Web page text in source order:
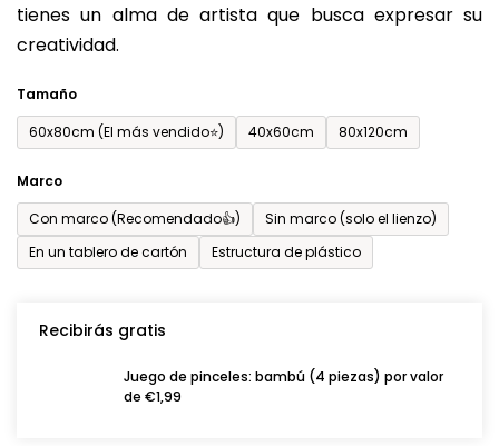
tienes un alma de artista que busca expresar su
creatividad.
Tamaño
60x80cm (El más vendido⭐)
40x60cm 80x120cm
Marco
Con marco (Recomendado👍)
Sin marco (solo el lienzo)
En un tablero de cartón
Estructura de plástico
Recibirás gratis
Juego de pinceles: bambú (4 piezas) por valor
de €1,99